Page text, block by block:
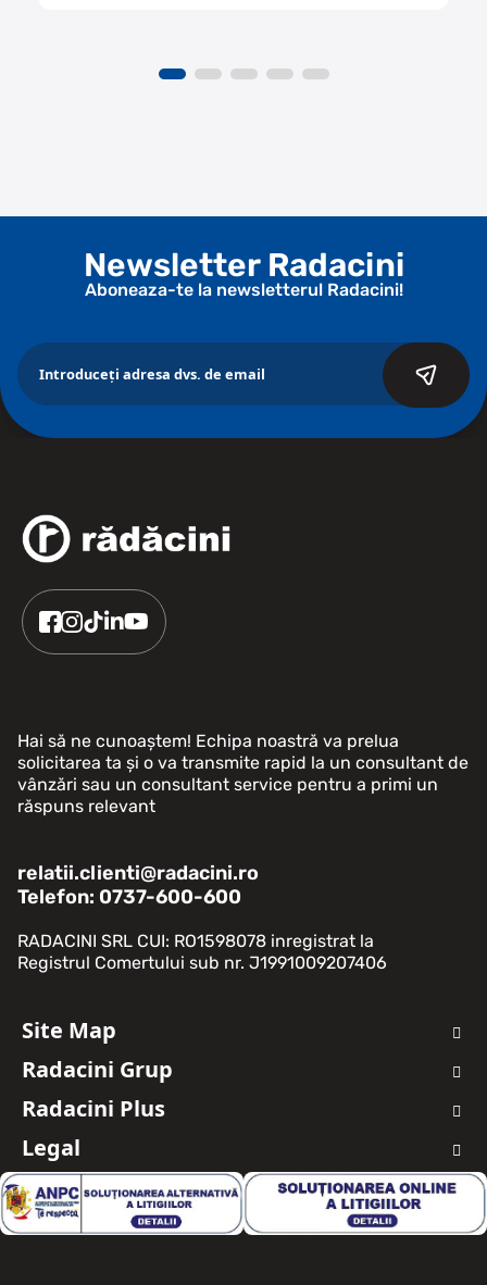
Newsletter Radacini
Aboneaza-te la newsletterul Radacini!
Hai să ne cunoaștem! Echipa noastră va prelua
solicitarea ta și o va transmite rapid la un consultant de
vânzări sau un consultant service pentru a primi un
răspuns relevant
relatii.clienti@radacini.ro
Telefon: 0737-600-600
RADACINI SRL CUI: RO1598078 inregistrat la
Registrul Comertului sub nr. J1991009207406
Site Map
Auto Rulate
Oferte Auto Noi
Oferte Auto Rulate
Service Auto
Avantaje
Radacini Grup
About Us
Timeline
Cariera
Grup
Contact
Radacini Plus
Dashboard
Servicii Masina Ta
Servicii Aditionale
Piese
Legal
Termeni si Conditii
Date personale
Politica de cookie
Protectia mediului